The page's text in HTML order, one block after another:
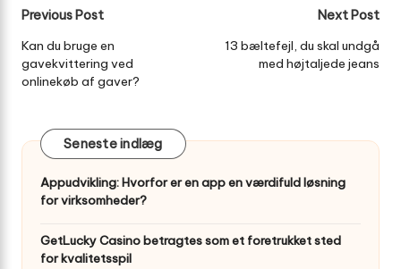
Post
navigation
Previous Post
Kan du bruge en
gavekvittering ved
onlinekøb af gaver?
Next Post
13 bæltefejl, du skal undgå
med højtaljede jeans
Seneste indlæg
Appudvikling: Hvorfor er en app en værdifuld løsning
for virksomheder?
GetLucky Casino betragtes som et foretrukket sted
for kvalitetsspil